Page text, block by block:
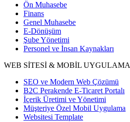
Ön Muhasebe
Finans
Genel Muhasebe
E-Dönüşüm
Şube Yönetimi
Personel ve İnsan Kaynakları
WEB SİTESİ & MOBİL UYGULAMA
SEO ve Modern Web Çözümü
B2C Perakende E-Ticaret Portalı
İçerik Üretimi ve Yönetimi
Müşteriye Özel Mobil Uygulama
Websitesi Template